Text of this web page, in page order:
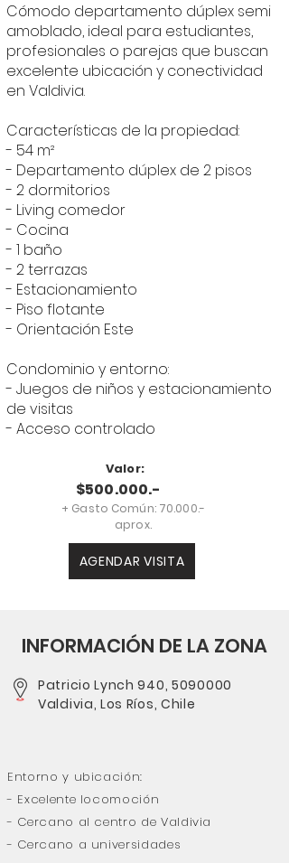
Cómodo departamento dúplex semi
amoblado, ideal para estudiantes,
profesionales o parejas que buscan
excelente ubicación y conectividad
en Valdivia.
Características de la propiedad:
- 54 m²
- Departamento dúplex de 2 pisos
- 2 dormitorios
- Living comedor
- Cocina
- 1 baño
- 2 terrazas
- Estacionamiento
- Piso flotante
- Orientación Este
Condominio y entorno:
- Juegos de niños y estacionamiento
de visitas
- Acceso controlado
Valor:
$500.000.-
+ Gasto Común: 70.000.-
aprox.
AGENDAR VISITA
INFORMACIÓN DE LA ZONA
Patricio Lynch 940, 5090000
Valdivia, Los Ríos, Chile
Entorno y ubicación:
- Excelente locomoción
- Cercano al centro de Valdivia
- Cercano a universidades